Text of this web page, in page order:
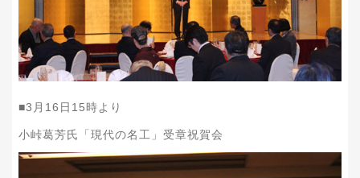
■3 月 16 日 15時より
小峠葛芳氏「現代の名工」受章祝賀会